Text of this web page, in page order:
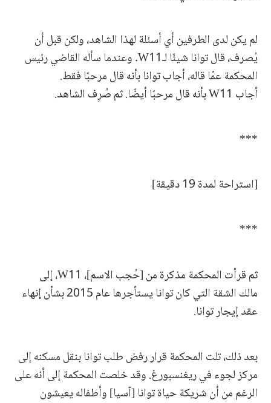
لم يكن لدى الطرفين أي أسئلة لهذا الشاهد، ولكن قبل أن
يُصرف، قال توانا شيئًا لـW11. وعندما سأله القاضي رئيس
المحكمة عمّا قاله، أجاب توانا بأنه قال مرحبًا فقط.
أجاب W11 بأنه قال مرحبًا أيضًا. ثم صُرِف الشاهد.
***
[استراحة لمدة 19 دقيقة]
***
ثم قرأت المحكمة مذكرة من [حُجب الاسم]، W11، إلى
مالك الشقة التي كان توانا يستأجرها عام 2015 بشأن إنهاء
عقد إيجار توانا.
بعد ذلك، تلت المحكمة قرار رفض طلب توانا بنقل مسكنه إلى
مركز لجوء في ريغنسبورغ. وقد خلصت المحكمة إلى أنه على
الرغم من أن شريكة حياة توانا [آسيا] وأطفاله يعيشون